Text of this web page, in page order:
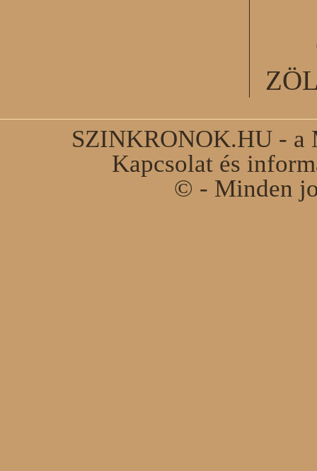
SZINKRONOK.HU - a
Kapcsolat és
© - Minden